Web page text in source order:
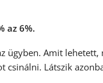
az 6%.
ügyben. Amit lehetett,
csinálni. Látszik